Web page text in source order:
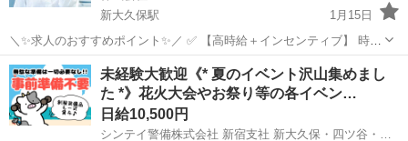
新大久保駅
1月15日
＼✨求人のおすすめポイント✨／ ✅ 【高時給＋インセンティブ】 時給
1,300円～に加えて、成果に応じて追加報酬あり！ ✅ 【シフト柔軟】
週3日・1日4時間からOK！学業やWワークと両立可能。 ✅ 【未経...
東京 新宿区 新大久保駅 その他 スタッフ
未経験大歓迎《* 夏のイベント沢山集めまし
た *》花火大会やお祭り等の各イベン…
日給10,500円